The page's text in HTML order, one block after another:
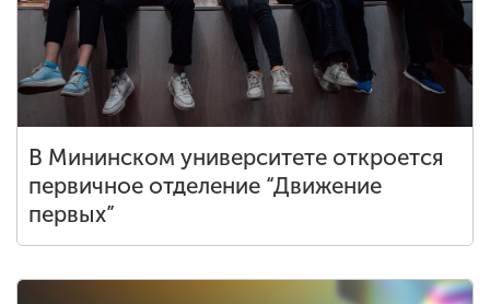
В Мининском университете откроется
первичное отделение “Движение
первых”